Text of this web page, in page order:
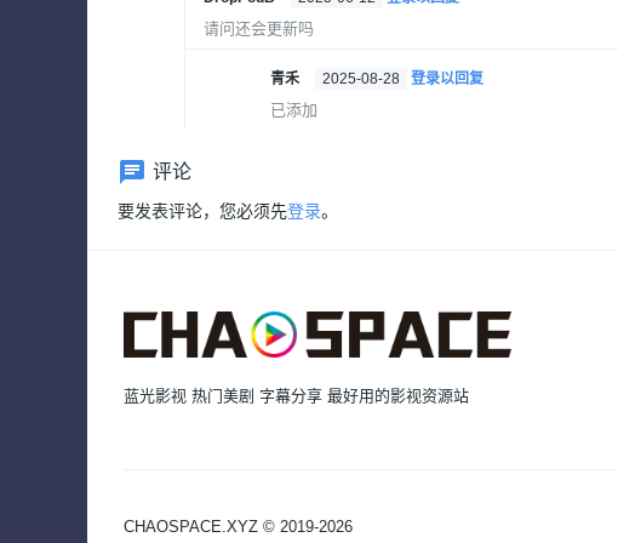
请问还会更新吗
青禾 2025-08-28 登录以回复
已添加
评论
要发表评论，您必须先登录。
蓝光影视 热门美剧 字幕分享 最好用的影视资源站
CHAOSPACE.XYZ © 2019-2026